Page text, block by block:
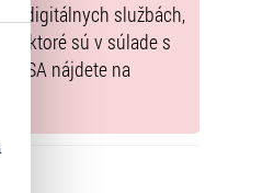
o digitálnych službách,
ktoré sú v súlade s
DSA nájdete na